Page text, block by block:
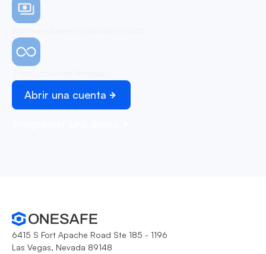
Abrir una cuenta
6415 S Fort Apache Road Ste 185 - 1196
Las Vegas, Nevada 89148